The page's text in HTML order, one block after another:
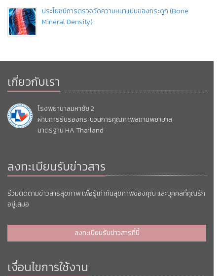
ประโยชน์การตรวจวัดความหนาแน่นของกระดูก (Bone
Mineral Density)
เกี่ยวกับเรา
โรงพยาบาลมหาชัย 2
ผ่านการรับรองกระบวนการคุณภาพสถานพยาบาล
มาตรฐาน HA Thailand
ลงทะเบียนรับข่าวสาร
ร่วมติดตามข่าวสารสุขภาพ เพื่อรู้เท่าทันสุขภาพของคุณ และบุคคลที่คุณรัก
อยู่เสมอ
ลงทะเบียนรับข่าวสารที่นี้
เงื่อนไขการใช้งาน